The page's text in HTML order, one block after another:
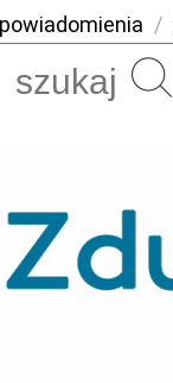
powiadomienia /